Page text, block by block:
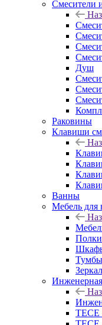
Смесители
Душ
Раковины
Клавиши
Ванны
Мебель для
Полки
Тумбы
TECE